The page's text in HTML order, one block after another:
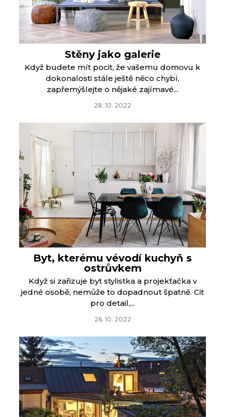
Stěny jako galerie
Když budete mít pocit, že vašemu domovu k
dokonalosti stále ještě něco chybí,
zapřemýšlejte o nějaké zajímavé...
28. 10. 2022
Byt, kterému vévodí kuchyň s
ostrůvkem
Když si zařizuje byt stylistka a projekťačka v
jedné osobě, nemůže to dopadnout špatně. Cit
pro detail,...
26. 10. 2022